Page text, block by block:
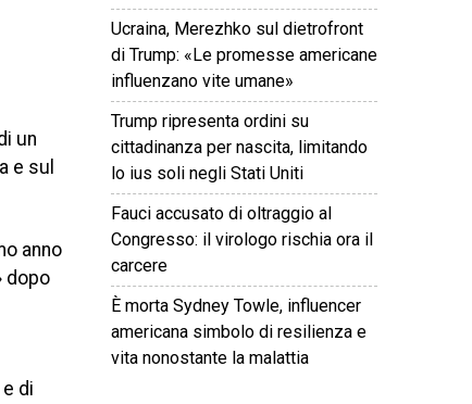
un
e sul
anno
dopo
di
Ucraina, Merezhko sul dietrofront
di Trump: «Le promesse americane
influenzano vite umane»
Trump ripresenta ordini su
cittadinanza per nascita, limitando
lo ius soli negli Stati Uniti
Fauci accusato di oltraggio al
Congresso: il virologo rischia ora il
carcere
È morta Sydney Towle, influencer
americana simbolo di resilienza e
vita nonostante la malattia